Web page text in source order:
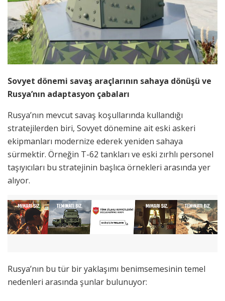
Sovyet dönemi savaş araçlarının sahaya dönüşü ve
Rusya’nın adaptasyon çabaları
Rusya’nın mevcut savaş koşullarında kullandığı
stratejilerden biri, Sovyet dönemine ait eski askeri
ekipmanları modernize ederek yeniden sahaya
sürmektir. Örneğin T-62 tankları ve eski zırhlı personel
taşıyıcıları bu stratejinin başlıca örnekleri arasında yer
alıyor.
Rusya’nın bu tür bir yaklaşımı benimsemesinin temel
nedenleri arasında şunlar bulunuyor: